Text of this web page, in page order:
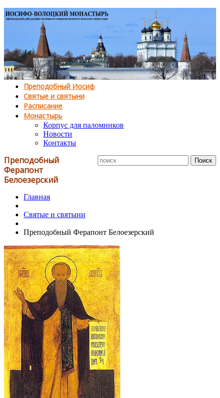
Преподобный Иосиф
Святые и святыни
Расписание
Монастырь
Корпус для паломников
Новости
Контакты
Преподобный
Ферапонт
Белоезерский
Главная
Святые и святыни
Преподобный Ферапонт Белоезерский